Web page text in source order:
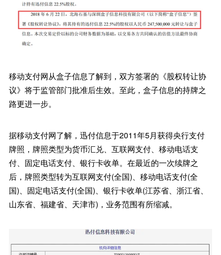
移动支付网从盒子信息了解到，双方签署的《股权转让协
议》将于监管部门批准后生效。至此，盒子信息的持牌之
路更进一步。
据移动支付网了解，迅付信息于2011年5月获得央行支付
牌照，牌照类型为货币汇兑、互联网支付、移动电话支
付、固定电话支付、银行卡收单。在最近的一次续牌之
后，牌照类型转为互联网支付(全国)、移动电话支付(全
国)、固定电话支付(全国)、银行卡收单(江苏省、浙江省、
山东省、福建省、天津市)，业务范围有所缩减。